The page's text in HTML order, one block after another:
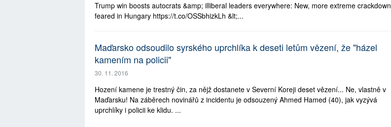
Trump win boosts autocrats &amp; illiberal leaders everywhere: New, more extreme crackdown
feared in Hungary https://t.co/OSSbhizkLh &lt;...
Maďarsko odsoudilo syrského uprchlíka k deseti letům vězení, že "házel
kamením na policii"
30. 11. 2016
Hození kamene je trestný čin, za nějž dostanete v Severní Koreji deset vězení... Ne, vlastně v
Maďarsku! Na záběrech novinářů z incidentu je odsouzený Ahmed Hamed (40), jak vyzývá
uprchlíky i policii ke klidu. ...